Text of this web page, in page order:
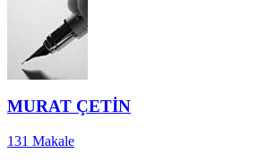
MURAT ÇETİN
131 Makale